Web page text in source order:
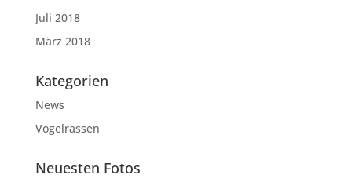
Juli 2018
März 2018
Kategorien
News
Vogelrassen
Neuesten Fotos